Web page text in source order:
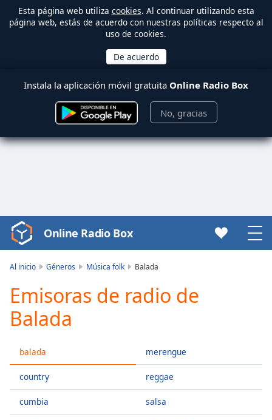
Esta página web utiliza cookies. Al continuar utilizando esta
página web, estás de acuerdo con nuestras políticas respecto al
uso de cookies.
Instala la aplicación móvil gratuita Online Radio Box
No, gracias
Video
Player
Play
Video
Play
Skip
Mute
Current
Time0:00
Online Radio Box
Al inicio Géneros Música folk Balada
Emisoras de radio de
Balada
balada
country
cumbia
merengue
reggae
salsa